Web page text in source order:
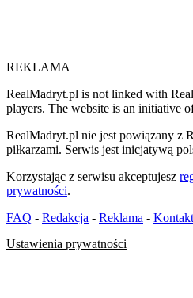
REKLAMA
RealMadryt.pl is not linked with
players. The website is an initiative
RealMadryt.pl nie jest powiązany z
piłkarzami. Serwis jest inicjatywą
Korzystając z serwisu akceptujesz
prywatności.
FAQ - Redakcja - Reklama - Kontakt
Ustawienia prywatności